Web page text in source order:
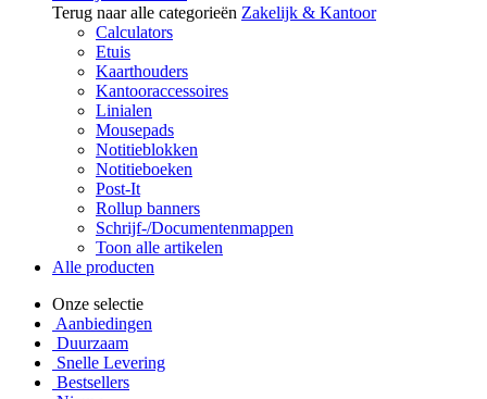
Terug naar alle categorieën Zakelijk & Kantoor
Calculators
Etuis
Kaarthouders
Kantooraccessoires
Linialen
Mousepads
Notitieblokken
Notitieboeken
Post-It
Rollup banners
Schrijf-/Documentenmappen
Toon alle artikelen
Alle producten
Onze selectie
Aanbiedingen
Duurzaam
Snelle Levering
Bestsellers